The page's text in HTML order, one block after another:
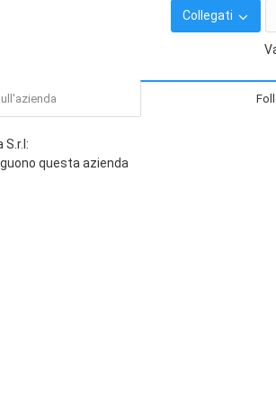
Collegati
questa azienda